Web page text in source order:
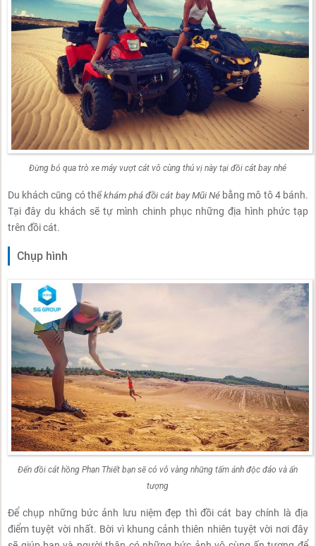
Đừng bỏ qua trò xe máy vượt cát vô cùng thú vị này tại đồi cát bay nhé
Du khách cũng có thểkhám phá đồi cát bay Mũi Né bằng mô tô 4 bánh.
Tại đây du khách sẽ tự mình chinh phục những địa hình phức tạp
trên đồi cát.
Chụp hình
Đến đồi cát hồng Phan Thiết bạn sẽ có vô vàng những tấm ảnh độc đáo và ấn
tượng
Để chụp những bức ảnh lưu niệm đẹp thì đồi cát bay chính là địa
điểm tuyệt vời nhất. Bời vì khung cảnh thiên nhiên tuyệt vời nơi đây